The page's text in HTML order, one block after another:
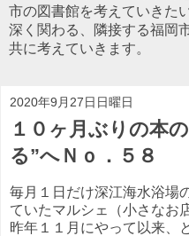
市の図書館を考えていきた
深く関わる、隣接する福岡
共に考えていきます。
2020年9月27日日曜日
１０ヶ月ぶりの本
る”へＮｏ．５８
毎月１日だけ深江海水浴場
ていたマルシェ（小さなお
昨年１１月にやって以来、